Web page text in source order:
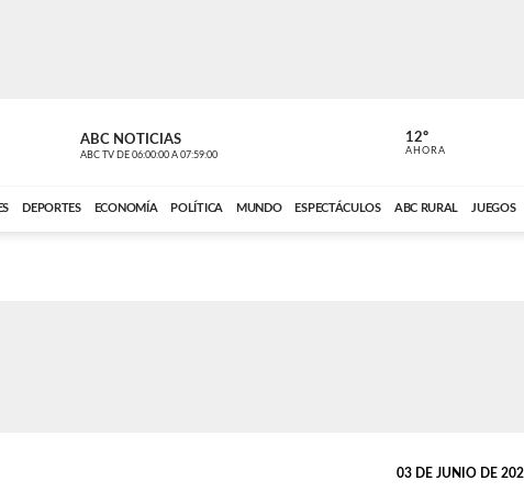
ABC NOTICIAS
ABC TV DE 06:00:00 A 07:59:00 ABC CARDINAL
12º
AHORA
DEPORTES ECONOMÍA POLÍTICA MUNDO ESPECTÁCULOS ABC RURAL JUEGOS
03 DE JUNIO DE